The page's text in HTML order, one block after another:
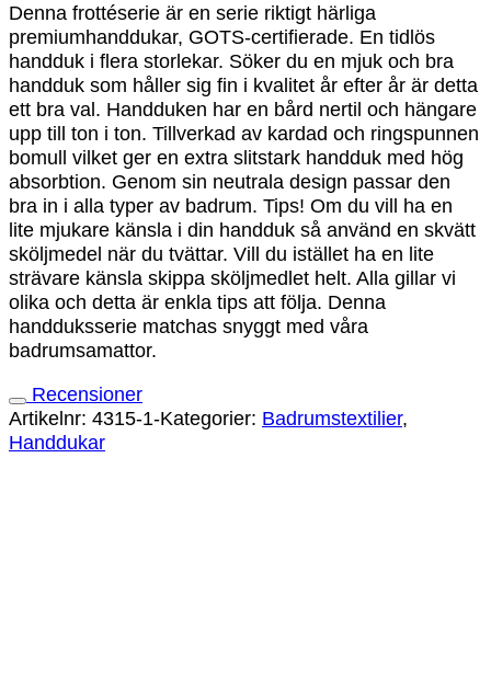
Denna frottéserie är en serie riktigt härliga
premiumhanddukar, GOTS-certifierade. En tidlös
handduk i flera storlekar. Söker du en mjuk och bra
handduk som håller sig fin i kvalitet år efter år är detta
ett bra val. Handduken har en bård nertil och hängare
upp till ton i ton. Tillverkad av kardad och ringspunnen
bomull vilket ger en extra slitstark handduk med hög
absorbtion. Genom sin neutrala design passar den
bra in i alla typer av badrum. Tips! Om du vill ha en
lite mjukare känsla i din handduk så använd en skvätt
sköljmedel när du tvättar. Vill du istället ha en lite
strävare känsla skippa sköljmedlet helt. Alla gillar vi
olika och detta är enkla tips att följa. Denna
handduksserie matchas snyggt med våra
badrumsamattor.
Recensioner
Artikelnr: 4315-1-Kategorier: Badrumstextilier,
Handdukar